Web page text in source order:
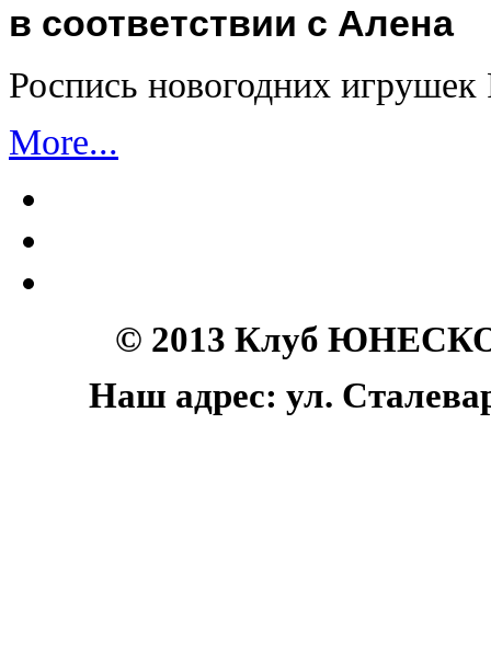
в соответствии с Алена
Роспись новогодних
More...
© 2013 Клуб
Наш адрес: ул.